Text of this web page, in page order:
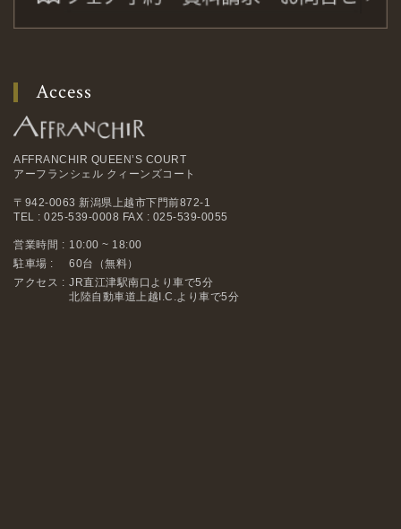
Access
AFFRANCHIR QUEEN’S COURT
アーフランシェル クィーンズコート
〒942-0063 新潟県上越市下門前872-1
TEL : 025-539-0008 FAX : 025-539-0055
営業時間 : 10:00 ~ 18:00
駐車場 :
60台（無料）
アクセス : JR直江津駅南口より車で5分
北陸自動車道上越I.C.より車で5分